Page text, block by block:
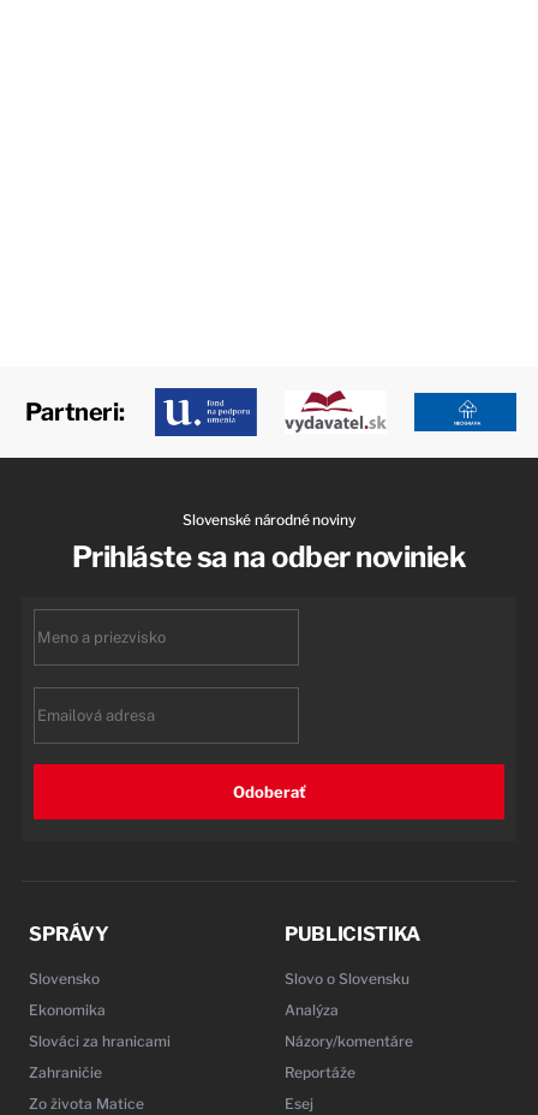
Partneri:
Slovenské národné noviny
Prihláste sa na odber noviniek
Odoberať
SPRÁVY
Slovensko
Ekonomika
Slováci za hranicami
Zahraničie
Zo života Matice
PUBLICISTIKA
Slovo o Slovensku
Analýza
Názory/komentáre
Reportáže
Esej